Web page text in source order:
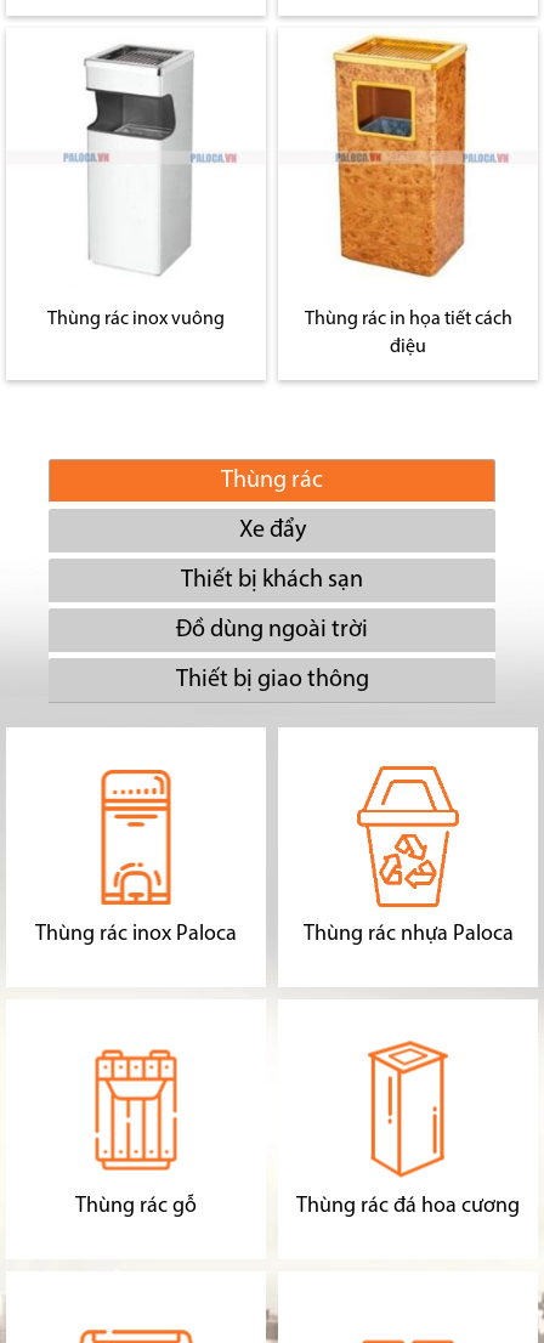
Thùng rác inox vuông
Thùng rác in họa tiết cách
điệu
Thùng rác
Xe đẩy
Thiết bị khách sạn
Đồ dùng ngoài trời
Thiết bị giao thông
Thùng rác inox Paloca Thùng rác nhựa Paloca
Thùng rác gỗ Thùng rác đá hoa cương